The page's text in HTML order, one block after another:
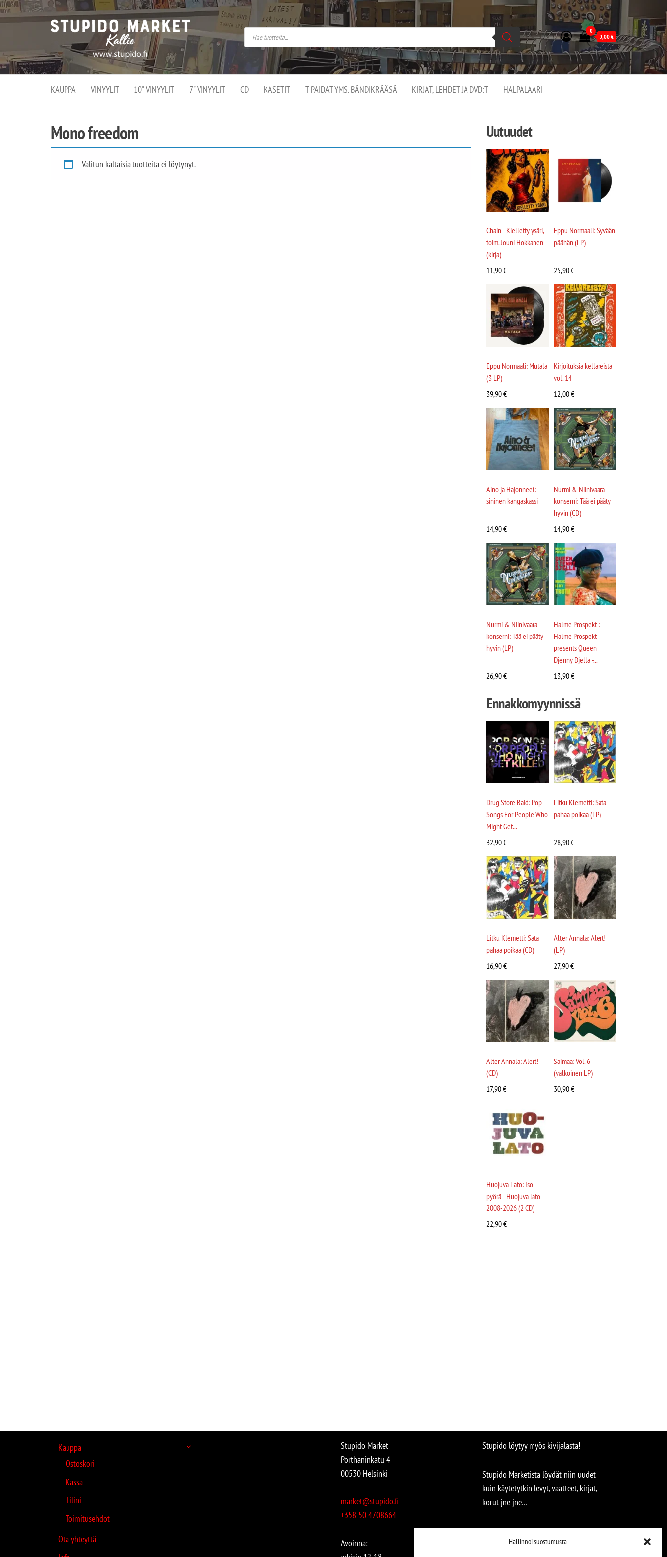
Hallinnoi suostumusta
Stupido
Market –
verkossa
ja
kivijalassa
Stupido Market on
vaihtoehtomusaan
erikoistunut
verkko- sekä
kivijalkakauppa
Helsingissä
Kallion
0
0,00€
KAUPPA VINYYLIT 10" VINYYLIT 7" VINYYLIT CD KASETIT T-PAIDAT YMS. BÄNDIKRÄÄSÄ KIRJAT, LEHDET JA DVD:T HALPALAARI
Mono freedom
Valitun kaltaisia tuotteita ei löytynyt.
Uutuudet
Chain - Kielletty ysäri,
toim. Jouni Hokkanen
(kirja)
11,90€
Eppu Normaali: Syvään
päähän (LP)
25,90€
Eppu Normaali: Mutala
(3 LP)
39,90€
Kirjoituksia kellareista
vol. 14
12,00€
Aino ja Hajonneet:
sininen kangaskassi
14,90€
Nurmi & Niinivaara
konserni: Tää ei pääty
hyvin (CD)
14,90€
Nurmi & Niinivaara
konserni: Tää ei pääty
hyvin (LP)
26,90€
Halme Prospekt :
Halme Prospekt
presents Queen
Djenny Djella -...
13,90€
Ennakkomyynnissä
Drug Store Raid: Pop
Songs For People Who
Might Get...
32,90€
Litku Klemetti: Sata
pahaa poikaa (LP)
28,90€
Litku Klemetti: Sata
pahaa poikaa (CD)
16,90€
Alter Annala: Alert!
(LP)
27,90€
Alter Annala: Alert!
(CD)
17,90€
Saimaa: Vol. 6
(valkoinen LP)
30,90€
Huojuva Lato: Iso
pyörä - Huojuva lato
2008-2026 (2 CD)
22,90€
Kauppa
Ostoskori
Kassa
Tilini
Toimitusehdot
Ota yhteyttä
Stupido Market
Porthaninkatu 4
00530 Helsinki
market@stupido.fi
+358 50 4708664
Avoinna:
Stupido löytyy myös kivijalasta!
Stupido Marketista löydät niin uudet
kuin käytetytkin levyt, vaatteet, kirjat,
korut jne jne…